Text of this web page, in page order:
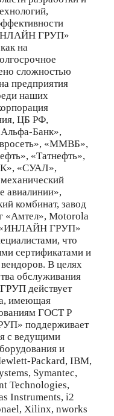
ГРУП»
на
сложностью
предприятия
наших
ЦБ РФ,
Банк»,
«ММВБ»,
«Татнефть»,
«СУАЛ»,
авиалинии»,
комбинат, завод
«Амтел», Motorola
«ИНЛАЙН ГРУП»
что
сертификатами и
В целях
обслуживания
действует
имеющая
ГОСТ Р
поддерживает
с ведущими
и
Packard, IBM,
Symantec,
Technologies,
Instruments, i2
Xilinx, nworks